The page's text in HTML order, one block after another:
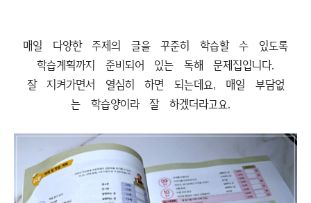
매일 다양한 주제의 글을 꾸준히 학습할 수 있도록
학습계획까지 준비되어 있는 독해 문제집입니다.
잘 지켜가면서 열심히 하면 되는데요, 매일 부담없
는 학습양이라 잘 하겠더라고요.